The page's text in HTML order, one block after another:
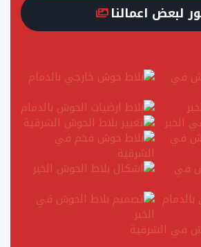
لبعض اعمالنا